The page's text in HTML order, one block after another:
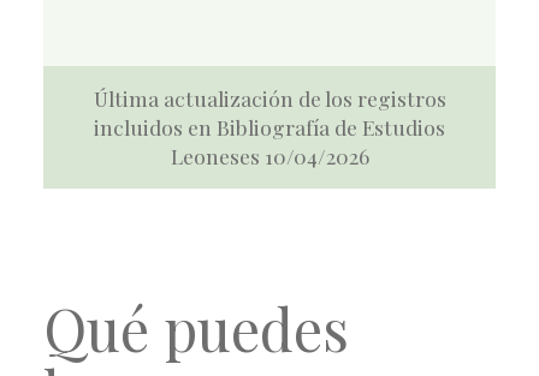
Última actualización de los registros
incluidos en Bibliografía de Estudios
Leoneses 10/04/2026
Qué puedes